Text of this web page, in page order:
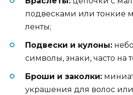
подвесками или тонкие
ленты;
Подвески и кулоны:
символы, знаки, часто на
Броши и заколки:
украшения для волос